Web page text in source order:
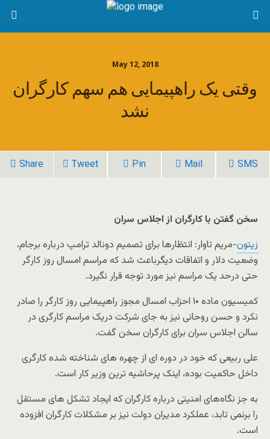
May 12, 2018
وقتی یک راهپیمایی هم سهم کارگران
نشد
Share Tweet Pin Mail SMS
سخن گفتن با کارگران از اجلاس سران
زیتون-مریم تاوار: انتظارها برای تصمیم دونالد ترامپ درباره برجام،
وضعیت دلار و اتفاقات دیگرباعث شد که مراسم امسال روز کارگر
حتی درحد یک مراسم نیز مورد توجه قرار نگیرد.
کمیسیون ماده ۱۰ احزاب امسال مجوز راهپیمایی روز کارگر را صادر
نکرد و حسن روحانی نیز به جای شرکت دریک مراسم کارگری در
سالن اجلاس سران برای کارگران سخن گفت.
علی ربیعی که خود در دوره ای از چهره های شناخته شده کارگری
داخل حاکمیت بوده، اینک پرحاشیه ترین وزیر کار است.
به جز نگاه‌های امنیتی درباره کارگران که ایجاد تشکل های مستقل
را برنمی تابد، عملکرد مدیران دولت نیز بر مشکلات کارگران افزوده
است.